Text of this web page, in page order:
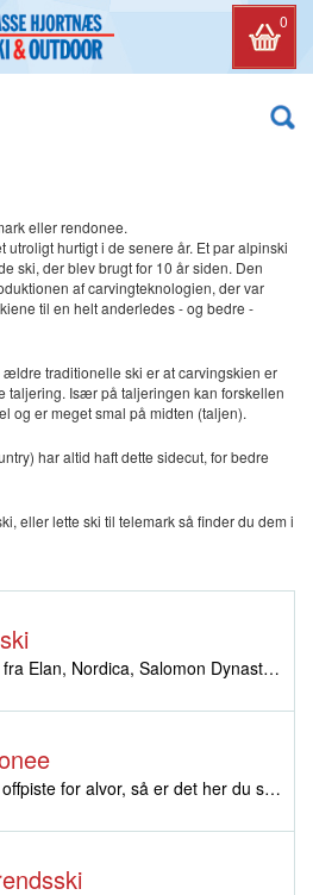
0
eller rendonee.
utroligt hurtigt i de senere år. Et par alpinski
ski, der blev brugt for 10 år siden. Den
af carvingteknologien, der var
til en helt anderledes - og bedre -
traditionelle ski er at carvingskien er
taljering. Især på taljeringen kan forskellen
og er meget smal på midten (taljen).
har altid haft dette sidecut, for bedre
eller lette ski til telemark så finder du dem i
Alpinski fra Elan, Nordica, Salomon Dynastar, Ski Trab og Zag Ski.
Skal du offpiste for alvor, så er det her du skal se ...